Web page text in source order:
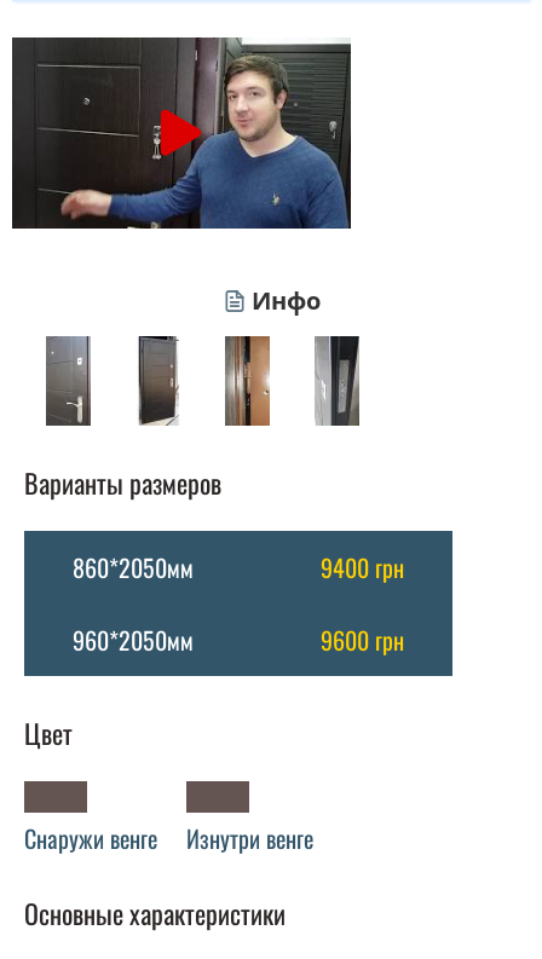
Инфо
Варианты размеров
860*2050мм
9400 грн
960*2050мм
9600 грн
Цвет
Снаружи венге Изнутри венге
Основные характеристики